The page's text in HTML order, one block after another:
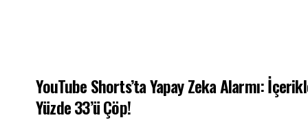
YouTube Shorts’ta Yapay Zeka Alarmı:
Yüzde 33’ü Çöp!